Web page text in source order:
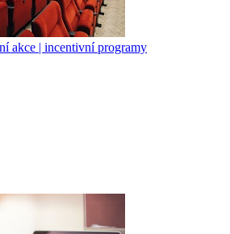
akce | incentivní programy